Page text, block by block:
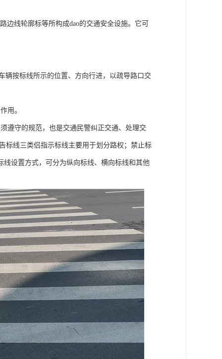
边线轮廓标等所构成dao的交通安全设施。它可
辆按标线所示的位置、方向行进，以疏导路口交
用。
遵守的规范，也是交通民警纠正交通、处理交
标线三类侣指示标线主要用于划分路权；禁止标
设置方式，可分为纵向标线、横向标线和其他